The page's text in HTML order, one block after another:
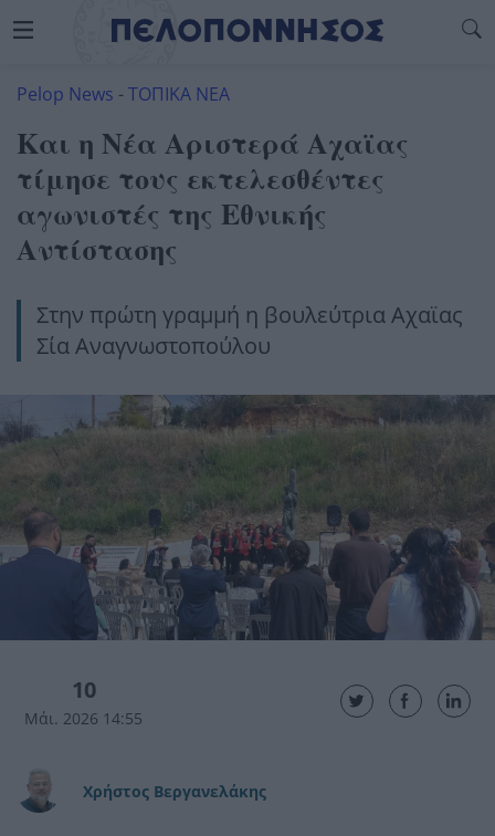
Pelop News -ΤΟΠΙΚΑ ΝΕΑ
Και η Νέα Αριστερά Αχαϊας
τίμησε τους εκτελεσθέντες
αγωνιστές της Εθνικής
Αντίστασης
Στην πρώτη γραμμή η βουλεύτρια Αχαϊας
Σία Αναγνωστοπούλου
10
Μάι. 2026 14:55
Χρήστος Βεργανελάκης